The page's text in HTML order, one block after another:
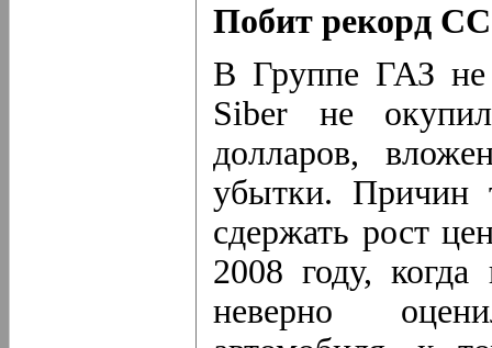
Побит рекорд
В Группе ГАЗ не
Siber не
долларов,
убытки. Причин
сдержать рост
2008 году,
неверно